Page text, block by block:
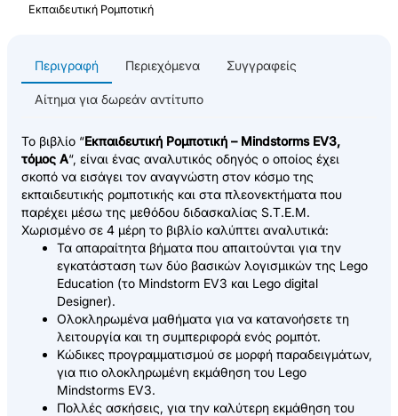
Εκπαιδευτική Ρομποτική
Περιγραφή Περιεχόμενα Συγγραφείς
Αίτημα για δωρεάν αντίτυπο
Το βιβλίο “Εκπαιδευτική Ρομποτική – Mindstorms EV3,
τόμος Α“, είναι ένας αναλυτικός οδηγός ο οποίος έχει
σκοπό να εισάγει τον αναγνώστη στον κόσμο της
εκπαιδευτικής ρομποτικής και στα πλεονεκτήματα που
παρέχει μέσω της μεθόδου διδασκαλίας S.T.E.M.
Χωρισμένο σε 4 μέρη το βιβλίο καλύπτει αναλυτικά:
Τα απαραίτητα βήματα που απαιτούνται για την
εγκατάσταση των δύο βασικών λογισμικών της Lego
Education (το Mindstorm EV3 και Lego digital
Designer).
Ολοκληρωμένα μαθήματα για να κατανοήσετε τη
λειτουργία και τη συμπεριφορά ενός ρομπότ.
Κώδικες προγραμματισμού σε μορφή παραδειγμάτων,
για πιο ολοκληρωμένη εκμάθηση του Lego
Mindstorms EV3.
Πολλές ασκήσεις, για την καλύτερη εκμάθηση του